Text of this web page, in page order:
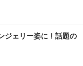
ジェリー姿に！話題の